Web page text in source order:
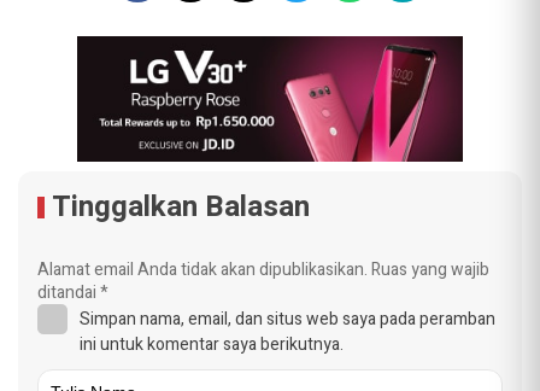
Tinggalkan Balasan
Alamat email Anda tidak akan dipublikasikan.Ruas yang wajib
ditandai*
Simpan nama, email, dan situs web saya pada peramban
ini untuk komentar saya berikutnya.